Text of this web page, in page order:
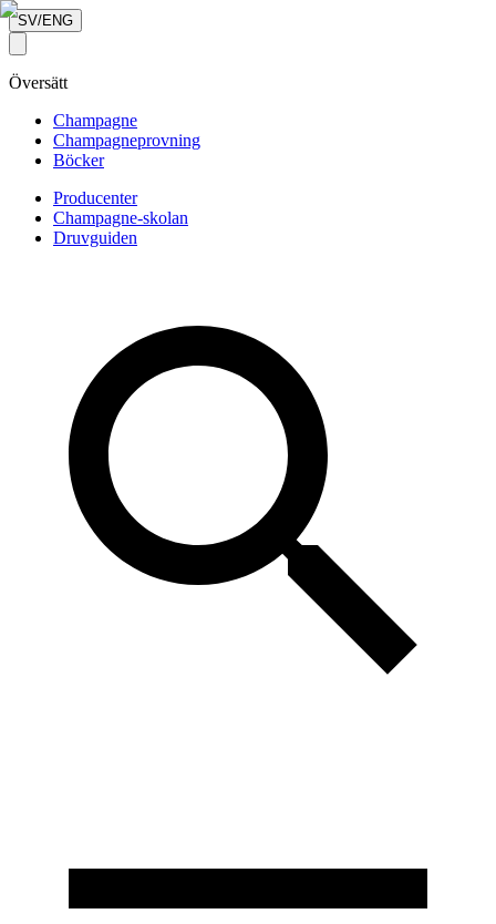
SV/ENG
Översätt
Champagne
Champagneprovning
Böcker
Producenter
Champagne-skolan
Druvguiden